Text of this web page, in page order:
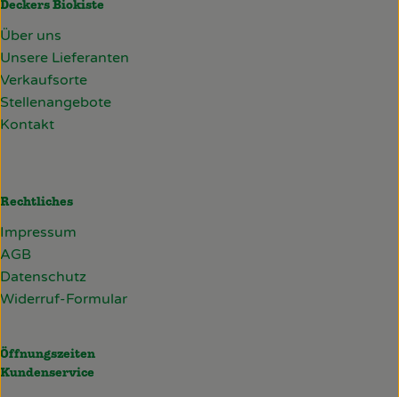
Deckers Biokiste
Über uns
Unsere Lieferanten
Verkaufsorte
Stellenangebote
Kontakt
Rechtliches
Impressum
AGB
Datenschutz
Widerruf-Formular
Öffnungszeiten
Kundenservice